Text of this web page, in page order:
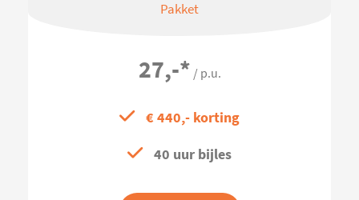
Pakket
27,-* / p.u.
€ 440,- korting
40 uur bijles